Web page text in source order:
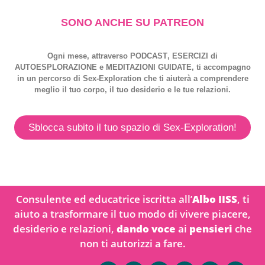
SONO ANCHE SU PATREON
Ogni mese, attraverso PODCAST, ESERCIZI di
AUTOESPLORAZIONE e MEDITAZIONI GUIDATE, ti accompagno
in un percorso di Sex-Exploration che ti aiuterà a comprendere
meglio il tuo corpo, il tuo desiderio e le tue relazioni.
Sblocca subito il tuo spazio di Sex-Exploration!
Consulente ed educatrice iscritta all’Albo IISS, ti
aiuto a trasformare il tuo modo di vivere piacere,
desiderio e relazioni, dando voce ai pensieri che
non ti autorizzi a fare.